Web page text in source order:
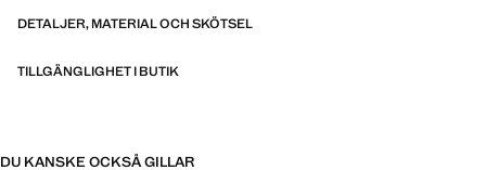
DETALJER, MATERIAL OCH SKÖTSEL
TILLGÄNGLIGHET I BUTIK
DU KANSKE OCKSÅ GILLAR